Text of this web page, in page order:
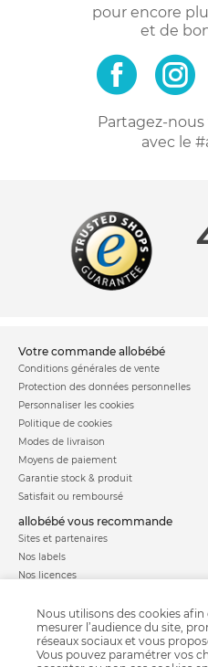
pour encore
et de
Partagez-
avec le
votre commande allobébé
Conditions générales de vente
Protection des données personnelles
Personnaliser les cookies
Politique de cookies
Modes de livraison
Moyens de paiement
Garantie stock & produit
Satisfait ou remboursé
allobébé vous recommande
Sites et partenaires
Nos labels
Nos licences
Nous utilisons des cookies
mesurer l’audience du site,
réseaux sociaux et vous
Vous pouvez paramétrer vos